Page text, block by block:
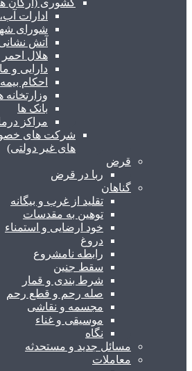
کشوری (ارگان
ادارات آب،
شورای
آتش نشانی
هلال احمر
دارایی و
احکام بیمه
وزارتخانه
بانک ها
مراکز
شرکت های
های غیر دولتی)
قرض
ربا در قرض
گناهان
تقلید از غرب و بیگانه
توهین به مقدسات
خود ارضایی و استمناء
دروغ
رابطه نامشروع
سقط جنین
شرط بندی و قمار
صله رحم و قطع رحم
مجسمه و نقاشی
موسیقی و غناء
نگاه
مسائل جدید و مستحدثه
معاملات